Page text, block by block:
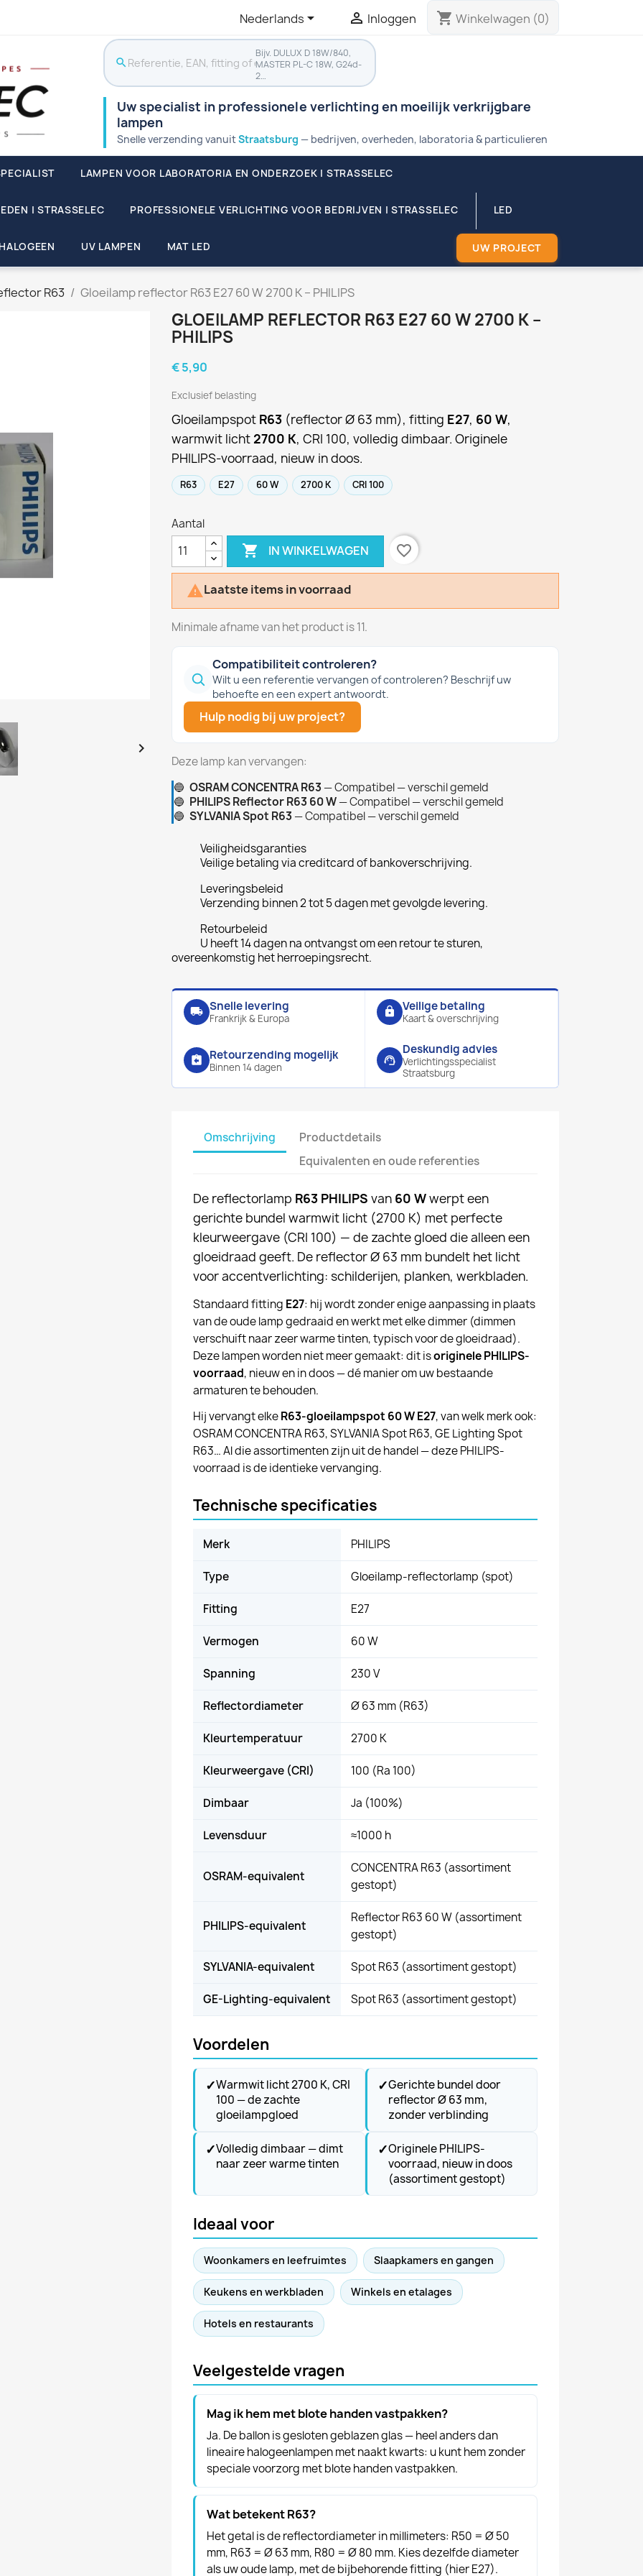
Nederlands  Inloggen shopping_cart Winkelwagen (0)
search
Bijv. DULUX D 18W/840,
MASTER PL-C 18W, G24d-
2…
Uw specialist in professionele verlichting en moeilijk verkrijgbare
lampen
Snelle verzending vanuitStraatsburg — bedrijven, overheden, laboratoria & particulieren
LAMPEN VOOR LABORATORIA EN ONDERZOEK | STRASSELEC
| STRASSELEC PROFESSIONELE VERLICHTING VOOR BEDRIJVEN | STRASSELEC LED
UV LAMPEN MAT LED UW PROJECT
R63 Gloeilamp reflector R63 E27 60 W 2700 K – PHILIPS

GLOEILAMP REFLECTOR R63 E27 60 W 2700 K –
PHILIPS
€ 5,90
Exclusief belasting
Gloeilampspot R63 (reflector Ø 63 mm), fitting E27, 60 W,
warmwit licht 2700 K, CRI 100, volledig dimbaar. Originele
PHILIPS-voorraad, nieuw in doos.
R63 E27 60 W 2700 K CRI 100
Aantal
 IN WINKELWAGEN favorite_border
Laatste items in voorraad
Minimale afname van het product is 11.
Compatibiliteit controleren?
Wilt u een referentie vervangen of controleren? Beschrijf uw
behoefte en een expert antwoordt.
Hulp nodig bij uw project?
Deze lamp kan vervangen:
🔵 OSRAM CONCENTRA R63 — Compatibel — verschil gemeld
🔵 PHILIPS Reflector R63 60 W— Compatibel — verschil gemeld
🔵 SYLVANIA Spot R63 — Compatibel — verschil gemeld
Veiligheidsgaranties
Veilige betaling via creditcard of bankoverschrijving.
Leveringsbeleid
Verzending binnen 2 tot 5 dagen met gevolgde levering.
Retourbeleid
U heeft 14 dagen na ontvangst om een retour te sturen,
overeenkomstig het herroepingsrecht.
local_shipping Snelle levering
Frankrijk & Europa
lock Veilige betaling
Kaart & overschrijving
assignment_return Retourzending mogelijk
Binnen 14 dagen
support_agent
Deskundig advies
Verlichtingsspecialist
Straatsburg
Omschrijving
Productdetails
Equivalenten en oude referenties
De reflectorlamp R63 PHILIPS van 60 Wwerpt een
gerichte bundel warmwit licht (2700 K) met perfecte
kleurweergave (CRI 100) — de zachte gloed die alleen een
gloeidraad geeft. De reflector Ø 63 mm bundelt het licht
voor accentverlichting: schilderijen, planken, werkbladen.
Standaard fitting E27: hij wordt zonder enige aanpassing in plaats
van de oude lamp gedraaid en werkt met elke dimmer (dimmen
verschuift naar zeer warme tinten, typisch voor de gloeidraad).
Deze lampen worden niet meer gemaakt: dit isoriginele PHILIPS-
voorraad, nieuw en in doos — dé manier om uw bestaande
armaturen te behouden.
Hij vervangt elkeR63-gloeilampspot 60 W E27, van welk merk ook:
OSRAM CONCENTRA R63, SYLVANIA Spot R63, GE Lighting Spot
R63… Al die assortimenten zijn uit de handel — deze PHILIPS-
voorraad is de identieke vervanging.
Technische specificaties
Merk PHILIPS
Type Gloeilamp-reflectorlamp (spot)
Fitting E27
Vermogen 60 W
Spanning 230 V
Reflectordiameter Ø 63 mm (R63)
Kleurtemperatuur 2700 K
Kleurweergave (CRI) 100 (Ra 100)
Dimbaar Ja (100%)
Levensduur ≈1000 h
OSRAM-equivalent
CONCENTRA R63 (assortiment
gestopt)
PHILIPS-equivalent
Reflector R63 60 W (assortiment
gestopt)
SYLVANIA-equivalent Spot R63 (assortiment gestopt)
GE-Lighting-equivalent Spot R63 (assortiment gestopt)
Voordelen
✓Warmwit licht 2700 K, CRI
100 — de zachte
gloeilampgloed
✓Gerichte bundel door
reflector Ø 63 mm,
zonder verblinding
✓Volledig dimbaar — dimt
naar zeer warme tinten
✓Originele PHILIPS-
voorraad, nieuw in doos
(assortiment gestopt)
Ideaal voor
Woonkamers en leefruimtes Slaapkamers en gangen
Keukens en werkbladen Winkels en etalages
Hotels en restaurants
Veelgestelde vragen
Mag ik hem met blote handen vastpakken?
Ja. De ballon is gesloten geblazen glas — heel anders dan
lineaire halogeenlampen met naakt kwarts: u kunt hem zonder
speciale voorzorg met blote handen vastpakken.
Wat betekent R63?
Het getal is de reflectordiameter in millimeters: R50 = Ø 50
mm, R63 = Ø 63 mm, R80 = Ø 80 mm. Kies dezelfde diameter
als uw oude lamp, met de bijbehorende fitting (hier E27).